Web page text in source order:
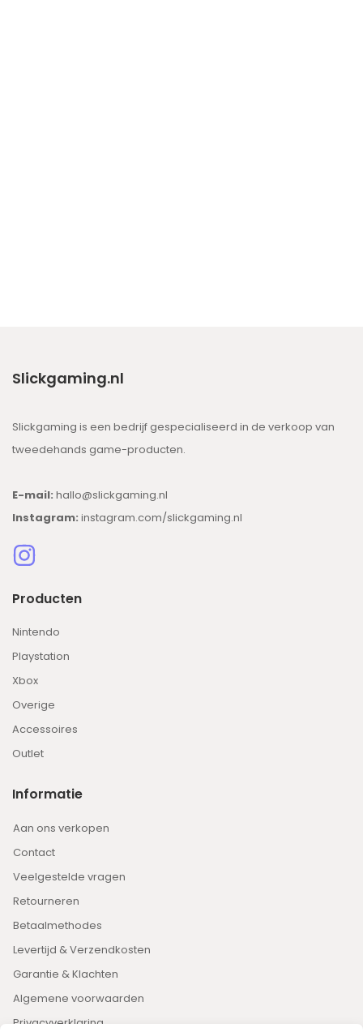
Slickgaming.nl
Slickgaming is een bedrijf gespecialiseerd in de verkoop van
tweedehands game-producten.
E-mail: hallo@slickgaming.nl
Instagram: instagram.com/slickgaming.nl
Producten
Nintendo
Playstation
Xbox
Overige
Accessoires
Outlet
Informatie
Aan ons verkopen
Contact
Veelgestelde vragen
Retourneren
Betaalmethodes
Levertijd & Verzendkosten
Garantie & Klachten
Algemene voorwaarden
Privacyverklaring